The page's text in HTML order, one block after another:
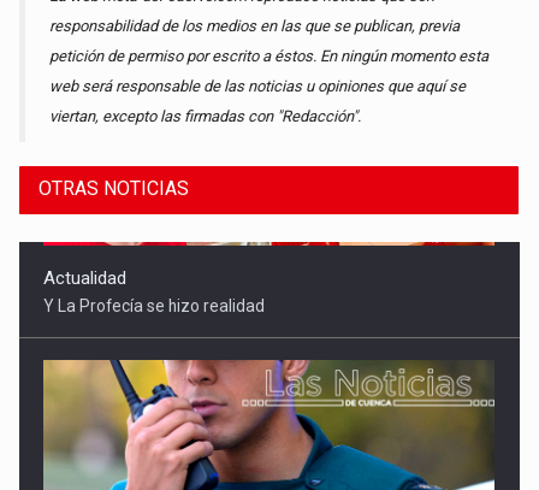
responsabilidad de los medios en las que se publican, previa
petición de permiso por escrito a éstos. En ningún momento esta
web será responsable de las noticias u opiniones que aquí se
viertan, excepto las firmadas con "Redacción".
OTRAS NOTICIAS